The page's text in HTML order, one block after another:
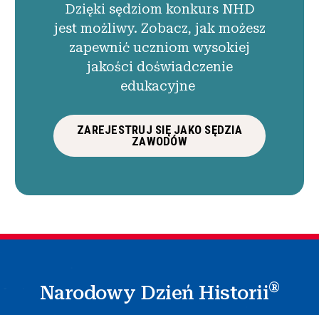
Dzięki sędziom konkurs NHD
jest możliwy. Zobacz, jak możesz
zapewnić uczniom wysokiej
jakości doświadczenie
edukacyjne
ZAREJESTRUJ SIĘ JAKO SĘDZIA
ZAWODÓW
Narodowy Dzień Historii®